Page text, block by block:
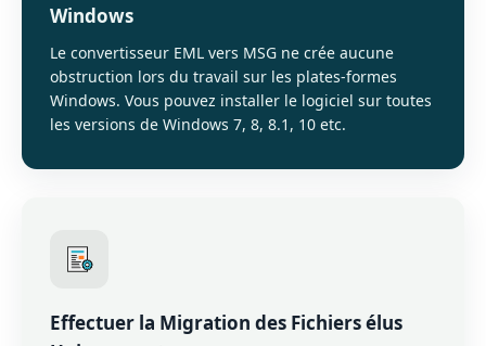
Windows
Le convertisseur EML vers MSG ne crée aucune
obstruction lors du travail sur les plates-formes
Windows. Vous pouvez installer le logiciel sur toutes
les versions de Windows 7, 8, 8.1, 10 etc.
Effectuer la Migration des Fichiers élus